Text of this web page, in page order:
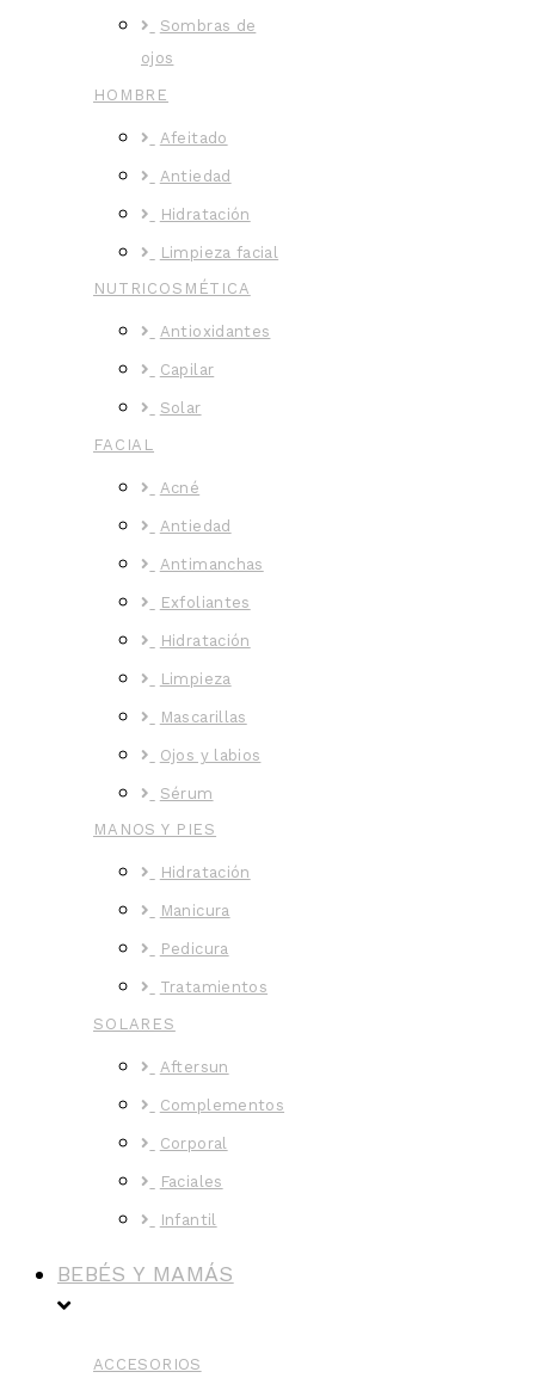
Sombras de
ojos
HOMBRE
Afeitado
Antiedad
Hidratación
Limpieza facial
NUTRICOSMÉTICA
Antioxidantes
Capilar
Solar
FACIAL
Acné
Antiedad
Antimanchas
Exfoliantes
Hidratación
Limpieza
Mascarillas
Ojos y labios
Sérum
MANOS Y PIES
Hidratación
Manicura
Pedicura
Tratamientos
SOLARES
Aftersun
Complementos
Corporal
Faciales
Infantil
BEBÉS Y MAMÁS
ACCESORIOS